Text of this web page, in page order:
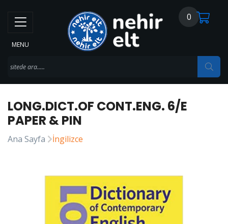
MENU
0
LONG.DICT.OF CONT.ENG. 6/E
PAPER & PIN
Ana Sayfa İngilizce